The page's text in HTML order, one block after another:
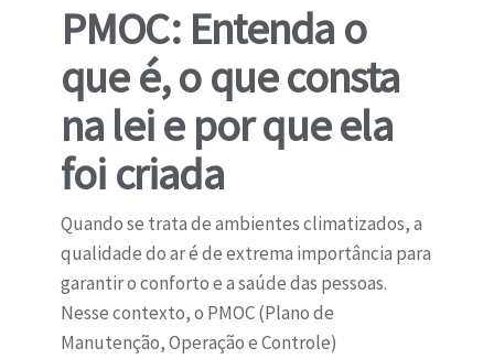
PMOC: Entenda o
que é, o que consta
na lei e por que ela
foi criada
Quando se trata de ambientes climatizados, a
qualidade do ar é de extrema importância para
garantir o conforto e a saúde das pessoas.
Nesse contexto, o PMOC (Plano de
Manutenção, Operação e Controle)